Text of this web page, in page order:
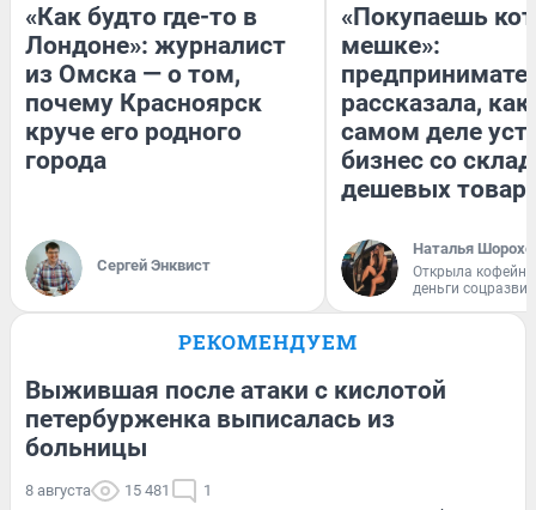
«Как будто где-то в
Лондоне»: журналист
из Омска — о том,
почему Красноярск
круче его родного
города
Сергей Энквист
«Покупаешь
мешке»:
рассказала, как
самом деле
бизнес со
дешевых
Наталья
Открыла
деньги
РЕКОМЕНДУЕМ
Выжившая после атаки с кислотой
петербурженка выписалась из
больницы
8 августа 15 481 1